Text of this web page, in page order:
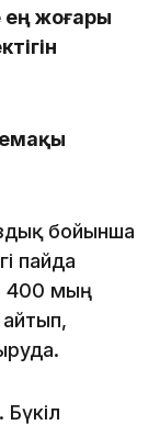
жоғары
бойынша
пайда
400 мың